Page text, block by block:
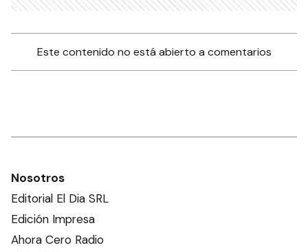
Este contenido no está abierto a comentarios
Nosotros
Editorial El Dia SRL
Edición Impresa
Ahora Cero Radio